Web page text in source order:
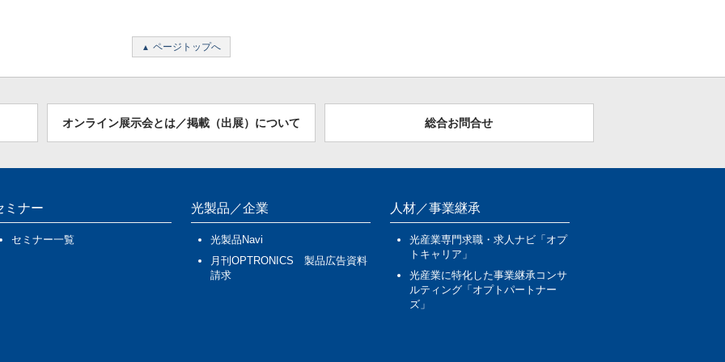
ページトップへ
オンライン展示会とは／掲載（出展）について 総合お問合せ